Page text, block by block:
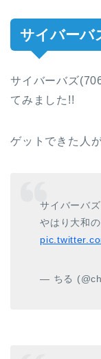
サイバーバ
サイバーバズ
てみました!!
ゲットできた人
サイバーバ
やはり大和
— ちる